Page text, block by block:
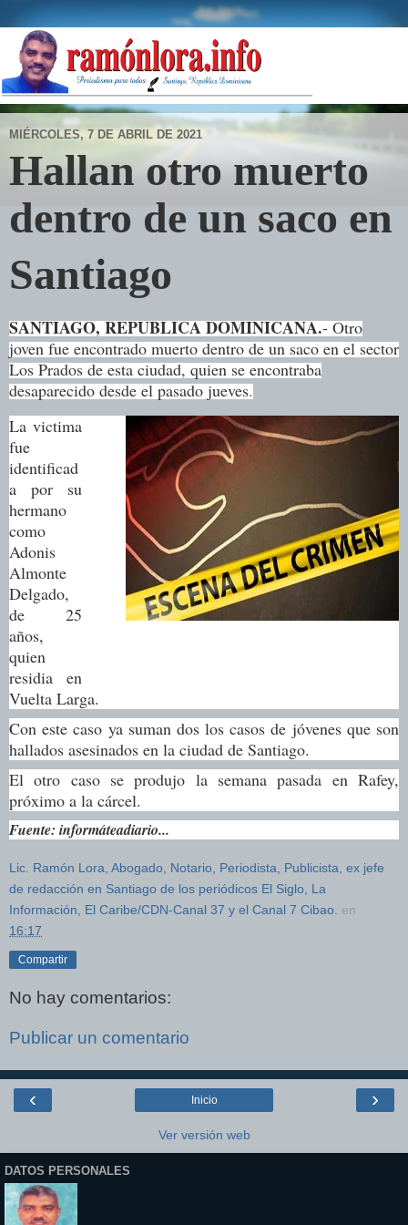
MIÉRCOLES, 7 DE ABRIL DE 2021
Hallan otro muerto
dentro de un saco en
Santiago
SANTIAGO, REPUBLICA DOMINICANA.- Otro
joven fue encontrado muerto dentro de un saco en el sector
Los Prados de esta ciudad, quien se encontraba
desaparecido desde el pasado jueves.
La victima
fue
identificad
a por su
hermano
como
Adonis
Almonte
Delgado,
de 25
años,
quien
residia en
Vuelta Larga.
Con este caso ya suman dos los casos de jóvenes que son
hallados asesinados en la ciudad de Santiago.
El otro caso se produjo la semana pasada en Rafey,
próximo a la cárcel.
Fuente: informáteadiario...
Lic. Ramón Lora, Abogado, Notario, Periodista, Publicista, ex jefe
de redacción en Santiago de los periódicos El Siglo, La
Información, El Caribe/CDN-Canal 37 y el Canal 7 Cibao. en
16:17
Compartir
No hay comentarios:
Publicar un comentario
‹ ›
Inicio
Ver versión web
DATOS PERSONALES